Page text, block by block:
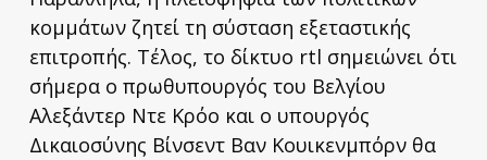
κομμάτων ζητεί τη σύσταση εξεταστικής
επιτροπής. Τέλος, το δίκτυο rtl σημειώνει ότι
σήμερα ο πρωθυπουργός του Βελγίου
Αλεξάντερ Ντε Κρόο και ο υπουργός
Δικαιοσύνης Βίνσεντ Βαν Κουικενμπόρν θα